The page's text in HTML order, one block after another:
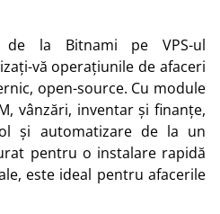
de la Bitnami pe VPS-ul
vă operațiunile de afaceri
open-source. Cu module
vânzări, inventar și finanțe,
și automatizare de la un
pentru o instalare rapidă
este ideal pentru afacerile